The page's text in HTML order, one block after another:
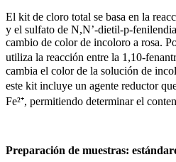
El kit de cloro total se basa en la
y el sulfato de N,N’-dietil-p-
cambio de color de incoloro a rosa.
utiliza la reacción entre la 1,10-
cambia el color de la solución de
este kit incluye un agente reductor
Fe²⁺, permitiendo determinar el
Preparación de muestras: